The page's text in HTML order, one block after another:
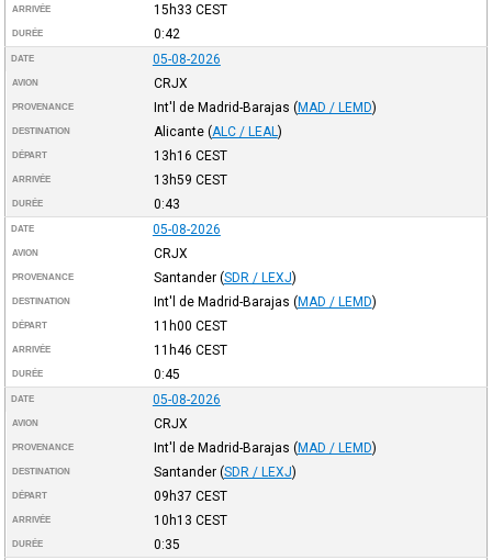
ARRIVÉE 15h33 CEST
DURÉE 0:42
DATE 05-08-2026
AVION CRJX
PROVENANCE Int'l de Madrid-Barajas (MAD / LEMD)
DESTINATION Alicante (ALC / LEAL )
DÉPART 13h16 CEST
ARRIVÉE 13h59 CEST
DURÉE 0:43
DATE 05-08-2026
AVION CRJX
PROVENANCE Santander (SDR / LEXJ)
DESTINATION Int'l de Madrid-Barajas (MAD / LEMD)
DÉPART 11h00 CEST
ARRIVÉE 11h46 CEST
DURÉE 0:45
DATE 05-08-2026
AVION CRJX
PROVENANCE Int'l de Madrid-Barajas (MAD / LEMD)
DESTINATION Santander (SDR / LEXJ)
DÉPART 09h37 CEST
ARRIVÉE 10h13 CEST
DURÉE 0:35